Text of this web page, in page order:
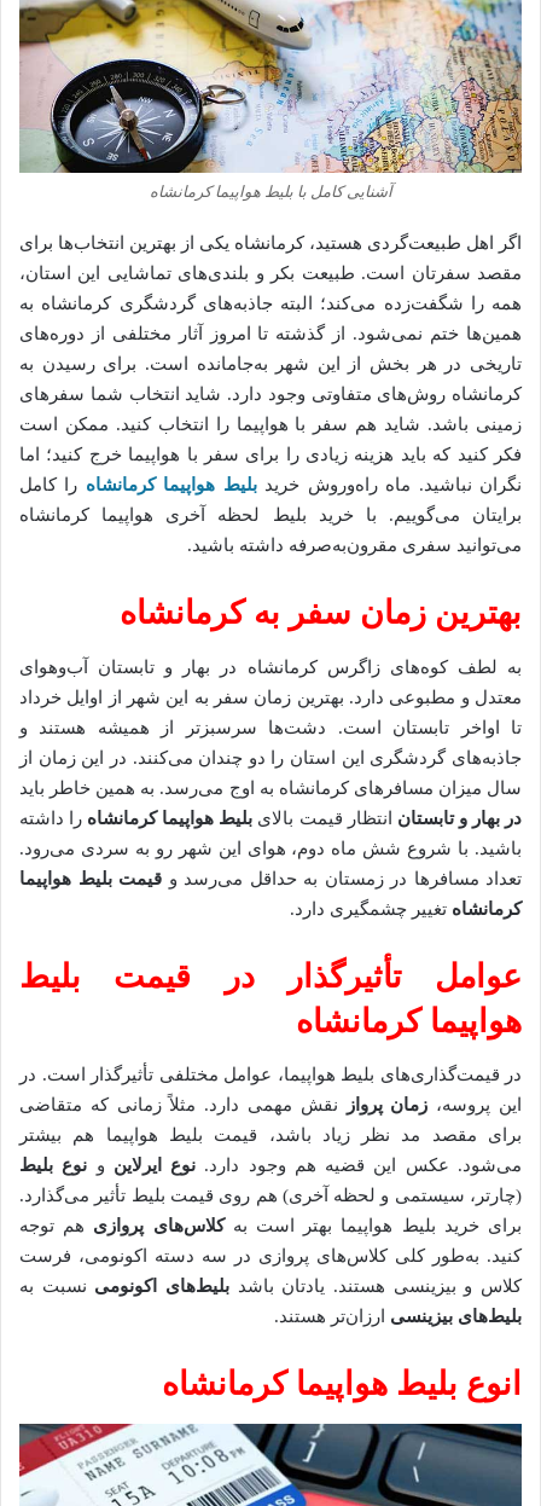
آشنایی کامل با بلیط هواپیما کرمانشاه
اگر اهل طبیعت‌گردی هستید، کرمانشاه یکی از بهترین انتخاب‌ها برای
مقصد سفرتان است. طبیعت بکر و بلندی‌های تماشایی این استان،
همه را شگفت‌زده می‌کند؛ البته جاذبه‌های گردشگری کرمانشاه به
همین‌ها ختم نمی‌شود. از گذشته تا امروز آثار مختلفی از دوره‌های
تاریخی در هر بخش از این شهر به‌جامانده است. برای رسیدن به
کرمانشاه روش‌های متفاوتی وجود دارد. شاید انتخاب شما سفرهای
زمینی باشد. شاید هم سفر با هواپیما را انتخاب کنید. ممکن است
فکر کنید که باید هزینه زیادی را برای سفر با هواپیما خرج کنید؛ اما
نگران نباشید. ماه راه‌وروش خریدبلیط هواپیما کرمانشاه را کامل
برایتان می‌گوییم. با خرید بلیط لحظه آخری هواپیما کرمانشاه
می‌توانید سفری مقرون‌به‌صرفه داشته باشید.
بهترین زمان سفر به کرمانشاه
به لطف کوه‌های زاگرس کرمانشاه در بهار و تابستان آب‌وهوای
معتدل و مطبوعی دارد. بهترین زمان سفر به این شهر از اوایل خرداد
تا اواخر تابستان است. دشت‌ها سرسبزتر از همیشه هستند و
جاذبه‌های گردشگری این استان را دو چندان می‌کنند. در این زمان از
سال میزان مسافرهای کرمانشاه به اوج می‌رسد. به همین خاطر باید
در بهار و تابستان انتظار قیمت بالای بلیط هواپیما کرمانشاه را داشته
باشید. با شروع شش ماه دوم، هوای این شهر رو به سردی می‌رود.
تعداد مسافرها در زمستان به حداقل می‌رسد و قیمت بلیط هواپیما
کرمانشاه تغییر چشمگیری دارد.
عوامل تأثیرگذار در قیمت بلیط
هواپیما کرمانشاه
در قیمت‌گذاری‌های بلیط هواپیما، عوامل مختلفی تأثیرگذار است. در
این پروسه، زمان پرواز
نقش مهمی دارد. مثلاً زمانی که متقاضی
برای مقصد مد نظر زیاد باشد، قیمت بلیط هواپیما هم بیشتر
می‌شود. عکس این قضیه هم وجود دارد. نوع ایرلاین و نوع بلیط
(چارتر، سیستمی و لحظه آخری) هم روی قیمت بلیط تأثیر می‌گذارد.
برای خرید بلیط هواپیما بهتر است بهکلاس‌های پروازی هم توجه
کنید. به‌طور کلی کلاس‌های پروازی در سه دسته اکونومی، فرست
کلاس و بیزینسی هستند. یادتان باشد بلیط‌های اکونومی نسبت به
بلیط‌های بیزینسی ارزان‌تر هستند.
انوع بلیط هواپیما کرمانشاه